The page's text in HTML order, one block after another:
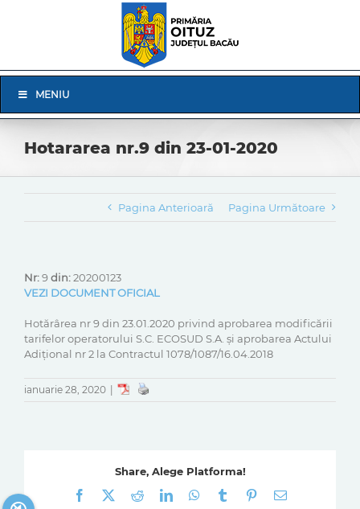
Navigation
MENIU
Hotararea nr.9 din 23-01-2020
Pagina Anterioară Pagina Următoare
Nr:9din:20200123
VEZI DOCUMENT OFICIAL
Hotărârea nr 9 din 23.01.2020 privind aprobarea modificării
tarifelor operatorului S.C. ECOSUD S.A. și aprobarea Actului
Adițional nr 2 la Contractul 1078/1087/16.04.2018
ianuarie 28, 2020
Share, Alege Platforma!
Facebook
RedditLinkedInWhatsApp
Tumblr Pinterest
E-